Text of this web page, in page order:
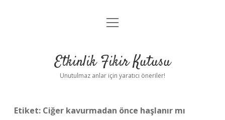
Anasayfa
Yasal Uyarı
menüyü
Etkinlik Fikir Kutusu
Unutulmaz anlar için yaratıcı öneriler!
Etiket: Ciğer kavurmadan önce haşlanır mı